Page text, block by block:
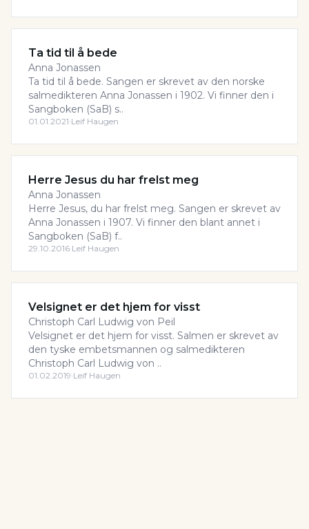
Ta tid til å bede
Anna Jonassen
Ta tid til å bede. Sangen er skrevet av den norske
salmedikteren Anna Jonassen i 1902. Vi finner den i
Sangboken (SaB) s..
01.01.2021·Leif Haugen
Herre Jesus du har frelst meg
Anna Jonassen
Herre Jesus, du har frelst meg. Sangen er skrevet av
Anna Jonassen i 1907. Vi finner den blant annet i
Sangboken (SaB) f..
29.10.2016·Leif Haugen
Velsignet er det hjem for visst
Christoph Carl Ludwig von Peil
Velsignet er det hjem for visst. Salmen er skrevet av
den tyske embetsmannen og salmedikteren
Christoph Carl Ludwig von ..
01.02.2019·Leif Haugen